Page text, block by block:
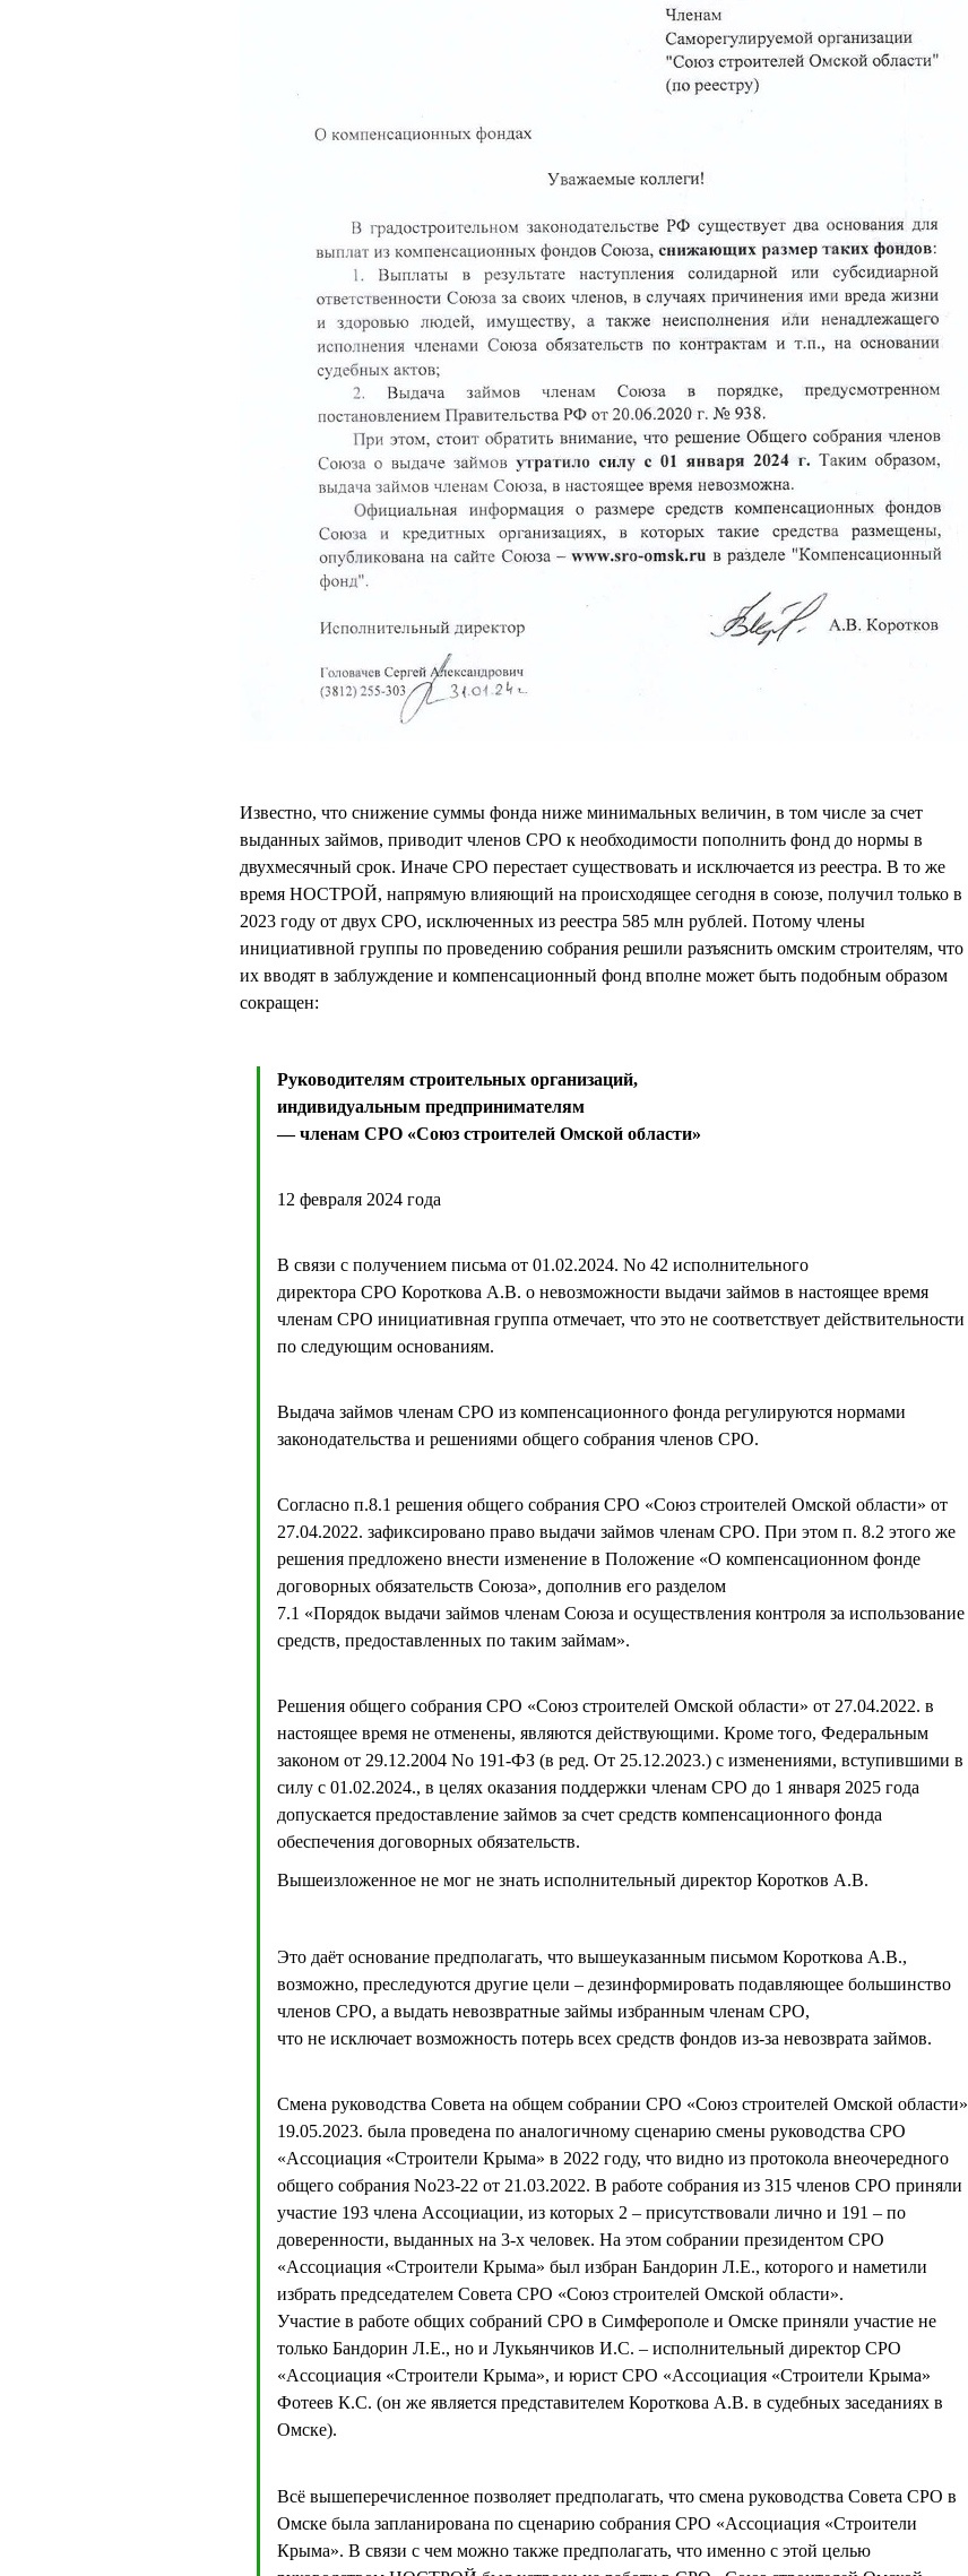
Известно, что снижение суммы фонда ниже минимальных величин, в том числе за счет
выданных займов, приводит членов СРО к необходимости пополнить фонд до нормы в
двухмесячный срок. Иначе СРО перестает существовать и исключается из реестра. В то же
время НОСТРОЙ, напрямую влияющий на происходящее сегодня в союзе, получил только в
2023 году от двух СРО, исключенных из реестра 585 млн рублей. Потому члены
инициативной группы по проведению собрания решили разъяснить омским строителям, что
их вводят в заблуждение и компенсационный фонд вполне может быть подобным образом
сокращен:
Руководителям строительных организаций,
индивидуальным предпринимателям
— членам СРО «Союз строителей Омской области»
12 февраля 2024 года
В связи с получением письма от 01.02.2024. No 42 исполнительного
директора СРО Короткова А.В. о невозможности выдачи займов в настоящее время
членам СРО инициативная группа отмечает, что это не соответствует действительности
по следующим основаниям.
Выдача займов членам СРО из компенсационного фонда регулируются нормами
законодательства и решениями общего собрания членов СРО.
Согласно п.8.1 решения общего собрания СРО «Союз строителей Омской области» от
27.04.2022. зафиксировано право выдачи займов членам СРО. При этом п. 8.2 этого же
решения предложено внести изменение в Положение «О компенсационном фонде
договорных обязательств Союза», дополнив его разделом
7.1 «Порядок выдачи займов членам Союза и осуществления контроля за использование
средств, предоставленных по таким займам».
Решения общего собрания СРО «Союз строителей Омской области» от 27.04.2022. в
настоящее время не отменены, являются действующими. Кроме того, Федеральным
законом от 29.12.2004 No 191-ФЗ (в ред. От 25.12.2023.) с изменениями, вступившими в
силу с 01.02.2024., в целях оказания поддержки членам СРО до 1 января 2025 года
допускается предоставление займов за счет средств компенсационного фонда
обеспечения договорных обязательств.
Вышеизложенное не мог не знать исполнительный директор Коротков А.В.
Это даёт основание предполагать, что вышеуказанным письмом Короткова А.В.,
возможно, преследуются другие цели – дезинформировать подавляющее большинство
членов СРО, а выдать невозвратные займы избранным членам СРО,
что не исключает возможность потерь всех средств фондов из-за невозврата займов.
Смена руководства Совета на общем собрании СРО «Союз строителей Омской области»
19.05.2023. была проведена по аналогичному сценарию смены руководства СРО
«Ассоциация «Строители Крыма» в 2022 году, что видно из протокола внеочередного
общего собрания No23-22 от 21.03.2022. В работе собрания из 315 членов СРО приняли
участие 193 члена Ассоциации, из которых 2 – присутствовали лично и 191 – по
доверенности, выданных на 3-х человек. На этом собрании президентом СРО
«Ассоциация «Строители Крыма» был избран Бандорин Л.Е., которого и наметили
избрать председателем Совета СРО «Союз строителей Омской области».
Участие в работе общих собраний СРО в Симферополе и Омске приняли участие не
только Бандорин Л.Е., но и Лукьянчиков И.С. – исполнительный директор СРО
«Ассоциация «Строители Крыма», и юрист СРО «Ассоциация «Строители Крыма»
Фотеев К.С. (он же является представителем Короткова А.В. в судебных заседаниях в
Омске).
Всё вышеперечисленное позволяет предполагать, что смена руководства Совета СРО в
Омске была запланирована по сценарию собрания СРО «Ассоциация «Строители
Крыма». В связи с чем можно также предполагать, что именно с этой целью